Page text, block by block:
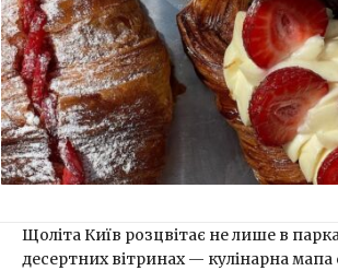
Щоліта Київ розцвітає не лише в
десертних вітринах — кулінарна мапа